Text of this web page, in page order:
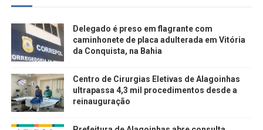
Delegado é preso em flagrante com
caminhonete de placa adulterada em Vitória
da Conquista, na Bahia
Centro de Cirurgias Eletivas de Alagoinhas
ultrapassa 4,3 mil procedimentos desde a
reinauguração